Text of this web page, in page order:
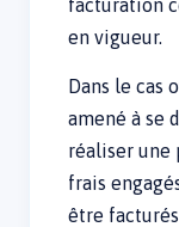
facturation
en vigueur.
Dans le cas
amené à se
réaliser une
frais
être